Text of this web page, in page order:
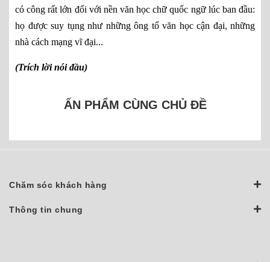
có công rất lớn đối với nền văn học chữ quốc ngữ lúc ban đầu:
họ được suy tụng như những ông tổ văn học cận đại, những
nhà cách mạng vĩ đại...
(Trích lời nói đầu)
ẤN PHẨM CÙNG CHỦ ĐỀ
Chăm sóc khách hàng
Thông tin chung